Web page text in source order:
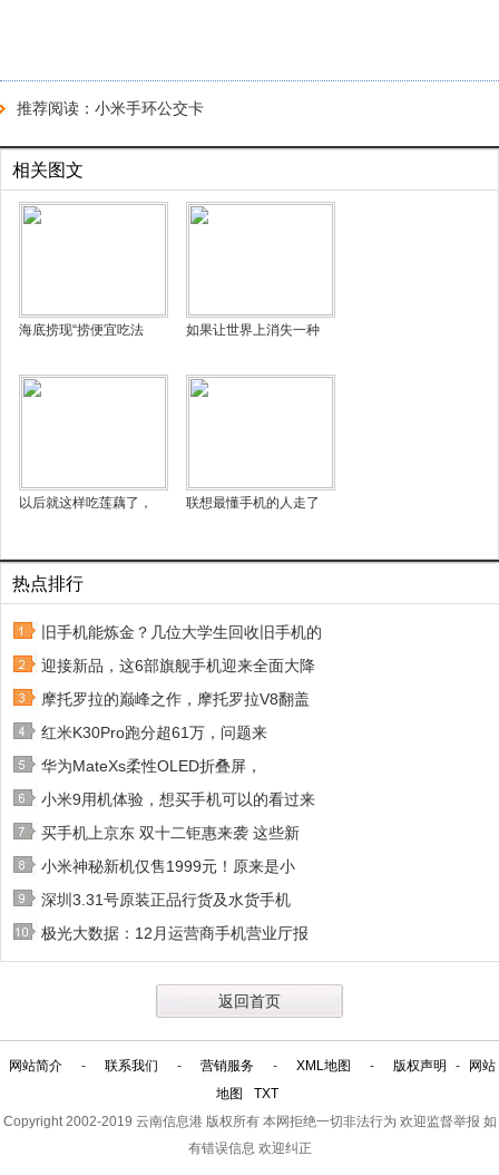
推荐阅读： 小米手环公交卡
相关图文
海底捞现“捞便宜吃法 如果让世界上消失一种
以后就这样吃莲藕了， 联想最懂手机的人走了
热点排行
旧手机能炼金？几位大学生回收旧手机的
迎接新品，这6部旗舰手机迎来全面大降
摩托罗拉的巅峰之作，摩托罗拉V8翻盖
红米K30Pro跑分超61万，问题来
华为MateXs柔性OLED折叠屏，
小米9用机体验，想买手机可以的看过来
买手机上京东 双十二钜惠来袭 这些新
小米神秘新机仅售1999元！原来是小
深圳3.31号原装正品行货及水货手机
极光大数据：12月运营商手机营业厅报
返回首页
网站简介 - 联系我们 - 营销服务 - XML地图 - 版权声明 -
网站
地图
TXT
Copyright 2002-2019 云南信息港版权所有 本网拒绝一切非法行为 欢迎监督举报 如
有错误信息 欢迎纠正